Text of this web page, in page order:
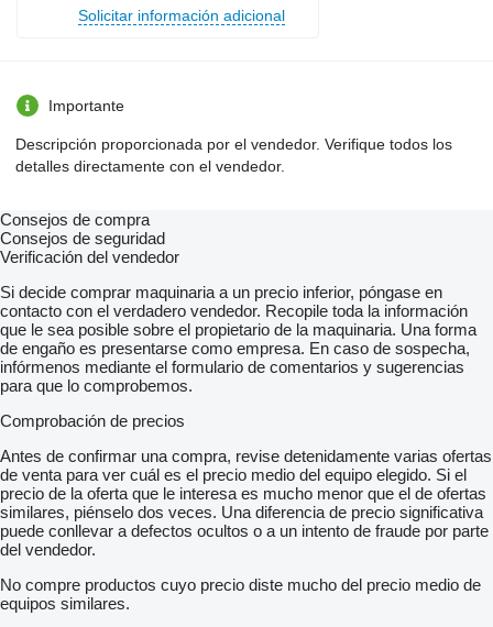
Solicitar información adicional
Importante
Descripción proporcionada por el vendedor. Verifique todos los
detalles directamente con el vendedor.
Consejos de compra
Consejos de seguridad
Verificación del vendedor
Si decide comprar maquinaria a un precio inferior, póngase en
contacto con el verdadero vendedor. Recopile toda la información
que le sea posible sobre el propietario de la maquinaria. Una forma
de engaño es presentarse como empresa. En caso de sospecha,
infórmenos mediante el formulario de comentarios y sugerencias
para que lo comprobemos.
Comprobación de precios
Antes de confirmar una compra, revise detenidamente varias ofertas
de venta para ver cuál es el precio medio del equipo elegido. Si el
precio de la oferta que le interesa es mucho menor que el de ofertas
similares, piénselo dos veces. Una diferencia de precio significativa
puede conllevar a defectos ocultos o a un intento de fraude por parte
del vendedor.
No compre productos cuyo precio diste mucho del precio medio de
equipos similares.